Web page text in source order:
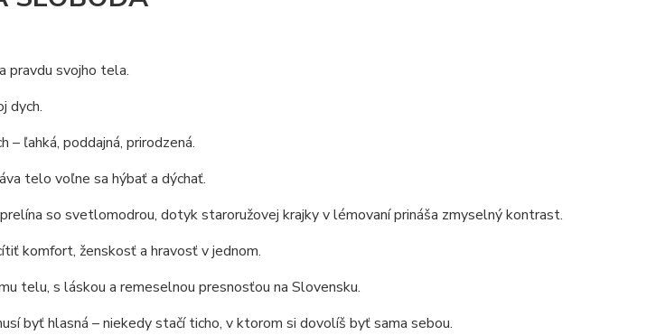
pravdu svojho tela.
dych.
– ľahká, poddajná, prirodzená.
telo voľne sa hýbať a dýchať.
so svetlomodrou, dotyk staroružovej krajky v lémovaní prináša zmyselný kontrast.
komfort, ženskosť a hravosť v jednom.
telu, s láskou a remeselnou presnosťou na Slovensku.
byť hlasná – niekedy stačí ticho, v ktorom si dovolíš byť sama sebou.